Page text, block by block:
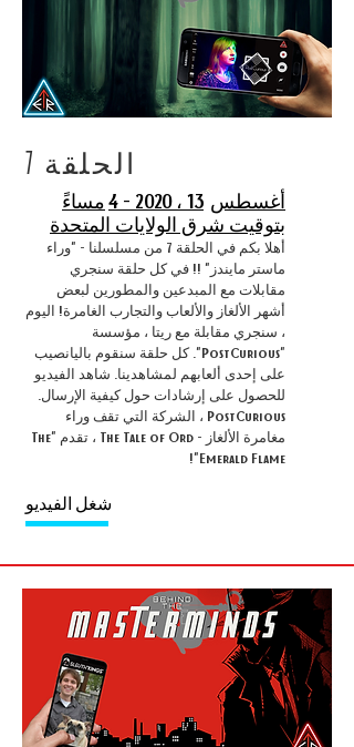
الحلقة 7
أغسطس 13 ، 2020 - 4
مساءً
بتوقيت شرق الولايات المتحدة
أهلا بكم في الحلقة 7 من مسلسلنا - "وراء
ماستر مايندز" !! في كل حلقة سنجري
مقابلات مع المبدعين والمطورين لبعض
أشهر الألغاز والألعاب والتجارب الغامرة! اليوم
، سنجري مقابلة مع ريتا ، مؤسسة
"PostCurious". كل حلقة سنقوم باليانصيب
على إحدى ألعابهم لمشاهدينا. شاهد الفيديو
للحصول على إرشادات حول كيفية الإرسال.
PostCurious ، الشركة التي تقف وراء
مغامرة الألغاز - The Tale of Ord ، تقدم "The
Emerald Flame"!
شغل الفيديو